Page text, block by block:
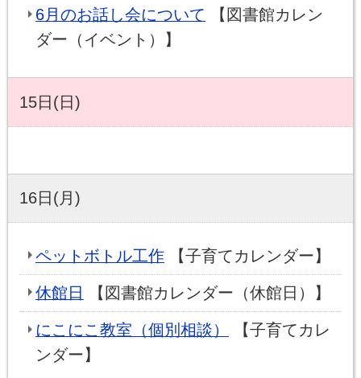
6月のお話し会について 【図書館カレン
ダー（イベント）】
15日(日)
16日(月)
ペットボトル工作【子育てカレンダー】
休館日 【図書館カレンダー（休館日）】
にこにこ教室（個別相談）
【子育てカレ
ンダー】